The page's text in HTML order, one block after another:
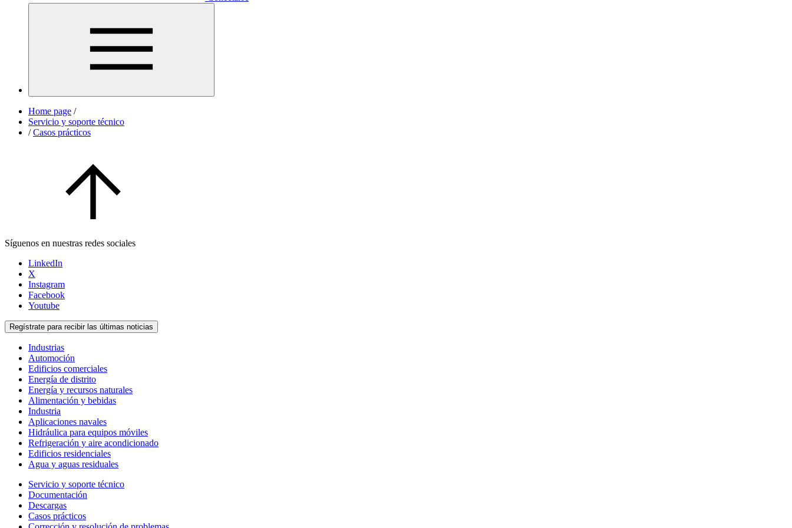
Home page /
Servicio y soporte técnico
/ Casos prácticos
Síguenos en nuestras redes sociales
LinkedIn
X
Instagram
Facebook
Youtube
Regístrate para recibir las últimas noticias
Industrias
Automoción
Edificios comerciales
Energía de distrito
Energía y recursos naturales
Alimentación y bebidas
Industria
Aplicaciones navales
Hidráulica para equipos móviles
Refrigeración y aire acondicionado
Edificios residenciales
Agua y aguas residuales
Servicio y soporte técnico
Documentación
Descargas
Casos prácticos